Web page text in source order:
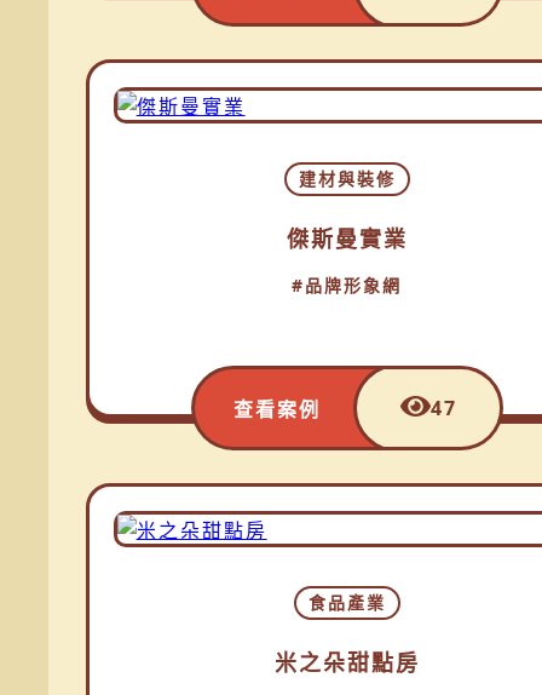
建材與裝修
傑斯曼實業
#品牌形象網
查看案例 47
食品產業
米之朵甜點房